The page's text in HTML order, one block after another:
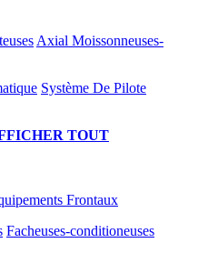
Axial Moissonneuses-
Système De Pilote
TOUT
Frontaux
Facheuses-conditioneuses